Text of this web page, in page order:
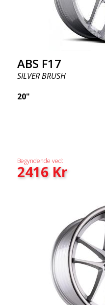
ABS F17
SILVER BRUSH
20"
Begyndende ved:
2416Kr